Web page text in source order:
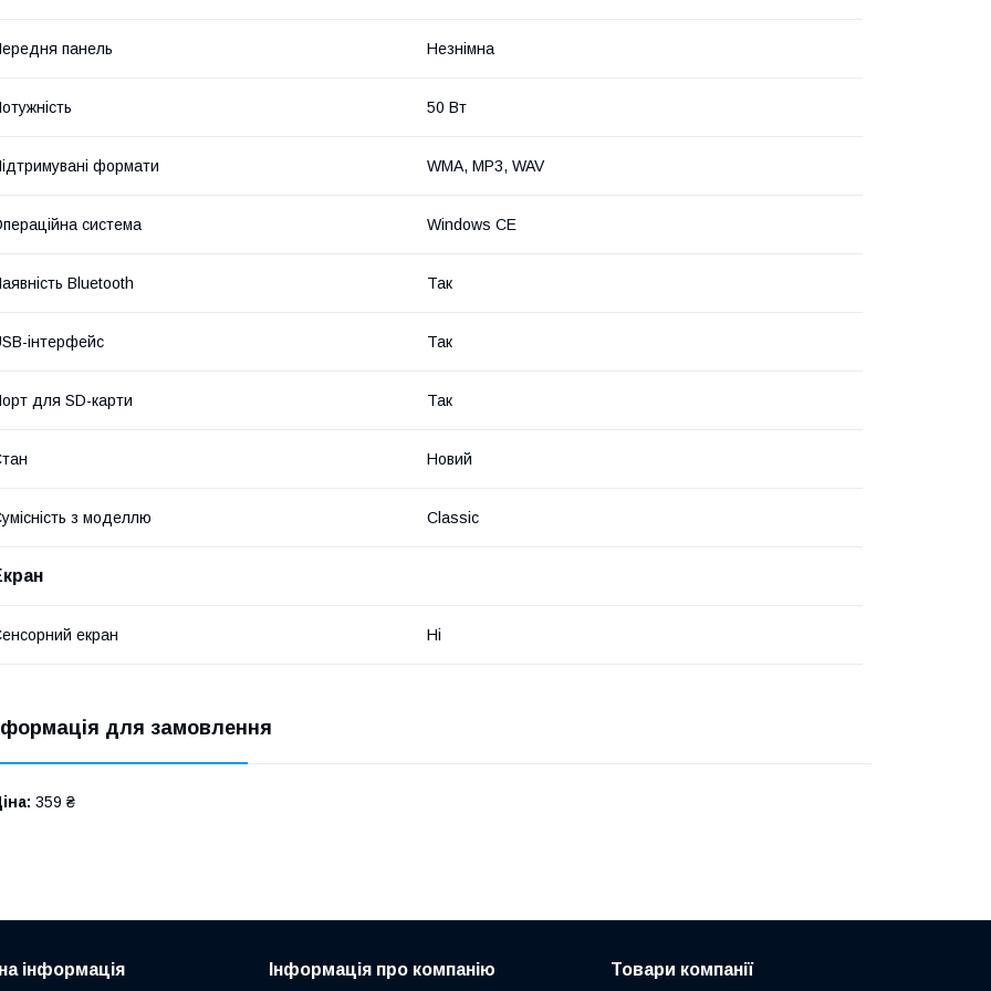
панель Незнімна
50 Вт
формати WMA, MP3, WAV
система Windows CE
Bluetooth Так
інтерфейс Так
для SD-карти Так
Новий
з моделлю Classic
екран Ні
для замовлення
359 ₴
інформація Інформація про компанію Товари компанії